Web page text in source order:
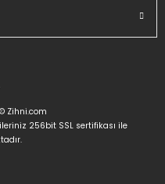
Zihni.com
256bit SSL sertifikası ile